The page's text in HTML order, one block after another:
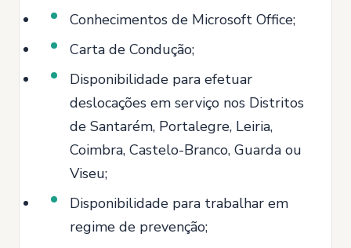
Conhecimentos de Microsoft Office;
Carta de Condução;
Disponibilidade para efetuar
deslocações em serviço nos Distritos
de Santarém, Portalegre, Leiria,
Coimbra, Castelo-Branco, Guarda ou
Viseu;
Disponibilidade para trabalhar em
regime de prevenção;